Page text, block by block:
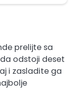
prelijte sa
odstoji deset
i zasladite ga